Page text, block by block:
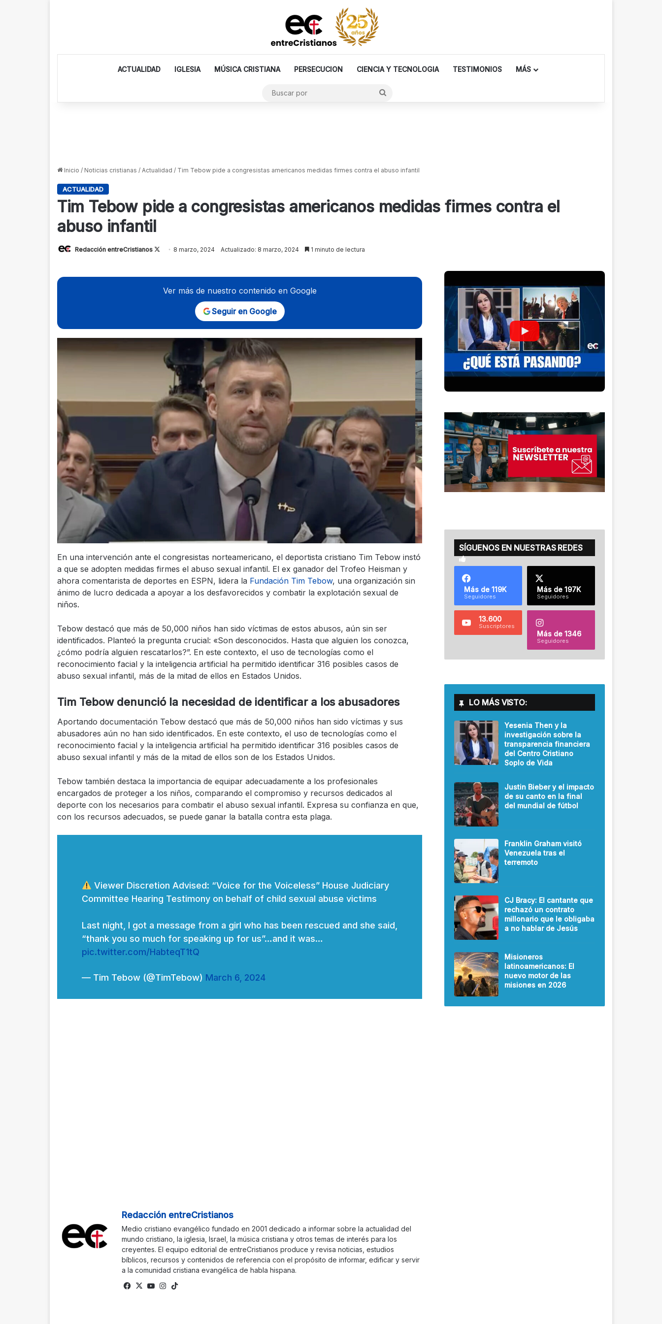
ACTUALIDAD IGLESIA MÚSICA CRISTIANA PERSECUCION CIENCIA Y TECNOLOGIA TESTIMONIOS MÁS
Inicio / Noticias cristianas / Actualidad / Tim Tebow pide a congresistas americanos medidas firmes contra el abuso infantil
ACTUALIDAD
Tim Tebow pide a congresistas americanos medidas firmes contra el
abuso infantil
Redacción entreCristianos
Follow8 marzo, 2024 Actualizado: 8 marzo, 2024 1 minuto de lectura
Ver más de nuestro contenido en Google
Seguir en Google
En una intervención ante el congresistas norteamericano, el deportista cristiano Tim Tebow instó
a que se adopten medidas firmes el abuso sexual infantil. El ex ganador del Trofeo Heisman y
ahora comentarista de deportes en ESPN, lidera la Fundación Tim Tebow, una organización sin
ánimo de lucro dedicada a apoyar a los desfavorecidos y combatir la explotación sexual de
niños.
Tebow destacó que más de 50,000 niños han sido víctimas de estos abusos, aún sin ser
identificados. Planteó la pregunta crucial: «Son desconocidos. Hasta que alguien los conozca,
¿cómo podría alguien rescatarlos?”. En este contexto, el uso de tecnologías como el
reconocimiento facial y la inteligencia artificial ha permitido identificar 316 posibles casos de
abuso sexual infantil, más de la mitad de ellos en Estados Unidos.
Tim Tebow denunció la necesidad de identificar a los abusadores
Aportando documentación Tebow destacó que más de 50,000 niños han sido víctimas y sus
abusadores aún no han sido identificados. En este contexto, el uso de tecnologías como el
reconocimiento facial y la inteligencia artificial ha permitido identificar 316 posibles casos de
abuso sexual infantil y más de la mitad de ellos son de los Estados Unidos.
Tebow también destaca la importancia de equipar adecuadamente a los profesionales
encargados de proteger a los niños, comparando el compromiso y recursos dedicados al
deporte con los necesarios para combatir el abuso sexual infantil. Expresa su confianza en que,
con los recursos adecuados, se puede ganar la batalla contra esta plaga.
Viewer Discretion Advised: “Voice for the Voiceless” House Judiciary
Committee Hearing Testimony on behalf of child sexual abuse victims
Last night, I got a message from a girl who has been rescued and she said,
“thank you so much for speaking up for us”…and it was…
pic.twitter.com/HabteqT1tQ
— Tim Tebow (@TimTebow) March 6, 2024
Redacción entreCristianos
Medio cristiano evangélico fundado en 2001 dedicado a informar sobre la actualidad del
mundo cristiano, la iglesia, Israel, la música cristiana y otros temas de interés para los
creyentes. El equipo editorial de entreCristianos produce y revisa noticias, estudios
bíblicos, recursos y contenidos de referencia con el propósito de informar, edificar y servir
a la comunidad cristiana evangélica de habla hispana.
Facebook
X YouTubeInstagram
SÍGUENOS EN NUESTRAS REDES
Más de 119K
Seguidores
Más de 197K
Seguidores
13.600
Suscriptores
Más de 1346
Seguidores
LO MÁS VISTO:
Yesenia Then y la
investigación sobre la
transparencia financiera
del Centro Cristiano
Soplo de Vida
Justin Bieber y el impacto
de su canto en la final
del mundial de fútbol
Franklin Graham visitó
Venezuela tras el
terremoto
CJ Bracy: El cantante que
rechazó un contrato
millonario que le obligaba
a no hablar de Jesús
Misioneros
latinoamericanos: El
nuevo motor de las
misiones en 2026